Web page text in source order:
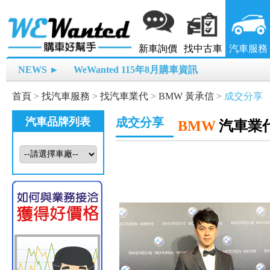
新車詢價 找中古車 汽車服務
NEWS ► WeWanted 115年8月購車資訊
首頁 > 找汽車服務 > 找汽車業代 > BMW 黃承信 > 成交分享
汽車品牌列表 成交分享 BMW 汽車業